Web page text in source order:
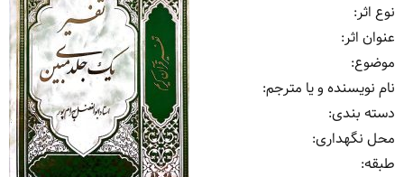
نوع اثر:
عنوان اثر:
موضوع:
نام نویسنده و یا مترجم:
دسته بندی:
محل نگهداری:
طبقه: